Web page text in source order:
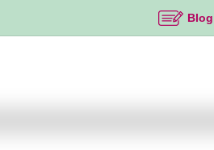
Blog